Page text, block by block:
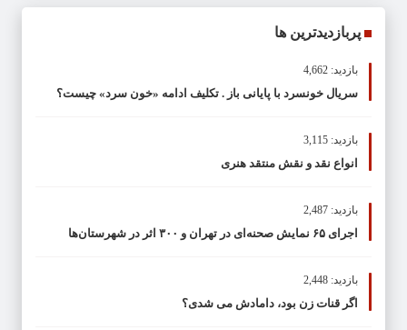
پربازدیدترین ها
بازدید: 4,662
سریال خونسرد با پایانی باز . تکلیف ادامه «خون سرد» چیست؟
بازدید: 3,115
انواع نقد و نقش منتقد هنری
بازدید: 2,487
اجرای ۶۵ نمایش صحنه‌ای در تهران و ۳۰۰ اثر در شهرستان‌ها
بازدید: 2,448
اگر قنات زن بود، دامادش می شدی؟